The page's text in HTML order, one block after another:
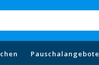
Pauschalangebote